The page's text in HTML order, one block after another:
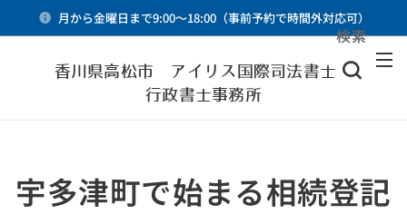
月から金曜日まで9:00～18:00（事前予約で時間外対応可）
香川県高松市 アイリス国際司法書士・
行政書士事務所
検索
宇多津町で始まる相続登記